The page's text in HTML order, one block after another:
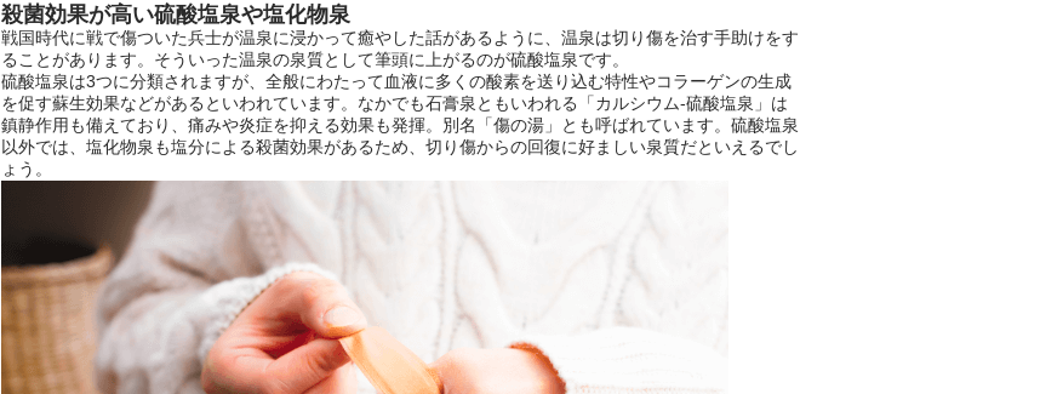
殺菌効果が高い硫酸塩泉や塩化物泉
戦国時代に戦で傷ついた兵士が温泉に浸かって癒やした話があるように、温泉は切り傷を治す手助けをす
ることがあります。そういった温泉の泉質として筆頭に上がるのが硫酸塩泉です。
硫酸塩泉は3つに分類されますが、全般にわたって血液に多くの酸素を送り込む特性やコラーゲンの生成
を促す蘇生効果などがあるといわれています。なかでも石膏泉ともいわれる「カルシウム-硫酸塩泉」は
鎮静作用も備えており、痛みや炎症を抑える効果も発揮。別名「傷の湯」とも呼ばれています。硫酸塩泉
以外では、塩化物泉も塩分による殺菌効果があるため、切り傷からの回復に好ましい泉質だといえるでし
ょう。